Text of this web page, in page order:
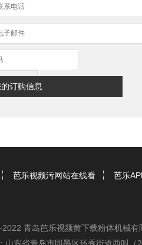
芭乐视频污网站在线看
芭乐
青岛芭乐视频黄下载粉体机械